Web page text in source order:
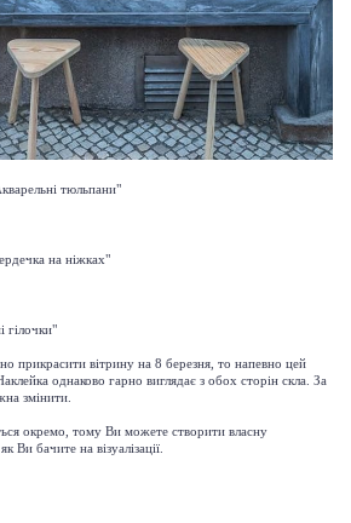
тюльпани"
на ніжках"
гілочки"
прикрасити вітрину на 8 березня, то напевно цей
однаково гарно виглядає з обох сторін скла. За
змінити.
окремо, тому Ви можете створити власну
Ви бачите на візуалізації.